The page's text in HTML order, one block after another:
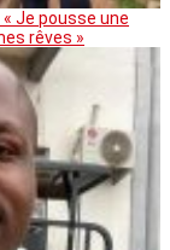
« Je pousse une
rêves »